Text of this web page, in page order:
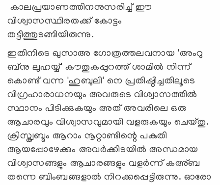
കാലപ്രയാണത്തിനനുസരിച്ച് ഈ
വിശ്വാസസ്ഥിരതക്ക് കോട്ടം
തട്ടിത്തുടങ്ങിയിരുന്നു.
ഇതിനിടെ ഖുസാഅ ഗോത്രത്തലവനായ 'അംറു
ബ്‌നു ലുഹയ്യ്' കൗതുകപ്പുറത്ത് ശാമില്‍ നിന്ന്
കൊണ്ട് വന്ന 'ഹുബുലി' നെ പ്രതിഷ്ഠിച്ചതിലൂടെ
വിഗ്രഹാരാധനയും അവരുടെ വിശ്വാസത്തില്‍
സ്ഥാനം പിടിക്കുകയും അത് അവരിലെ ഒരു
ആചാരവും വിശ്വാസവുമായി വളരുകയും ചെയ്തു.
ക്രിസ്ത്വബ്ദം ആറാം നൂറ്റാണ്ടിന്റെ പകുതി
ആയപ്പോഴേക്കും അവര്‍ക്കിടയില്‍ അന്ധമായ
വിശ്വാസങ്ങളും ആചാരങ്ങളും വളര്‍ന്ന് കഅ്ബ
തന്നെ ബിംബങ്ങളാല്‍ നിറക്കപ്പെട്ടിരുന്നു. ഓരോ